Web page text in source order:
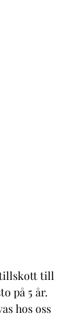
till
på 5 år.
hos oss